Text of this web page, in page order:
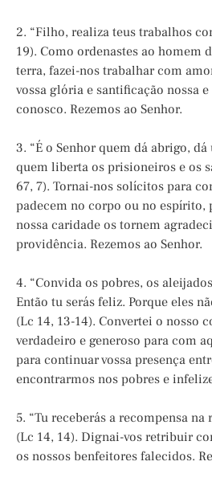
2. “Filho, realiza teus trabalhos
19). Como ordenastes ao homem
terra, fazei-nos trabalhar com
vossa glória e santificação nossa
conosco. Rezemos ao Senhor.
3. “É o Senhor quem dá abrigo,
quem liberta os prisioneiros e os
67, 7). Tornai-nos solícitos para
padecem no corpo ou no espírito,
nossa caridade os tornem
providência. Rezemos ao Senhor.
4. “Convida os pobres, os
Então tu serás feliz. Porque eles
(Lc 14, 13-14). Convertei o nosso
verdadeiro e generoso para com
para continuar vossa presença
encontrarmos nos pobres e
5. “Tu receberás a recompensa
(Lc 14, 14). Dignai-vos retribuir
os nossos benfeitores falecidos.